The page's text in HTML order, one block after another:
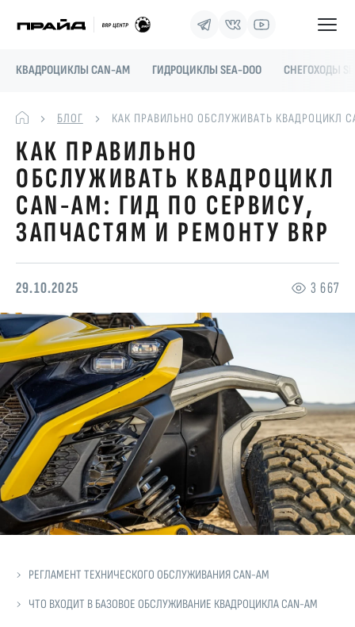
КВАДРОЦИКЛЫ CAN-AM ГИДРОЦИКЛЫ SEA-DOO СНЕГОХОДЫ
БЛОГ КАК ПРАВИЛЬНО ОБСЛУЖИВАТЬ КВАДРОЦИКЛ
КАК ПРАВИЛЬНО
ОБСЛУЖИВАТЬ КВАДРОЦИКЛ
CAN-AM: ГИД ПО СЕРВИСУ,
ЗАПЧАСТЯМ И РЕМОНТУ BRP
29.10.2025 3 667
РЕГЛАМЕНТ ТЕХНИЧЕСКОГО ОБСЛУЖИВАНИЯ CAN-AM
ЧТО ВХОДИТ В БАЗОВОЕ ОБСЛУЖИВАНИЕ КВАДРОЦИКЛА CAN-AM